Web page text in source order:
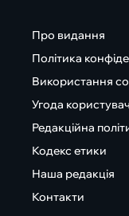
Про видання
Політика
Використання
Угода
Редакційна
Кодекс етики
Наша редакція
Контакти